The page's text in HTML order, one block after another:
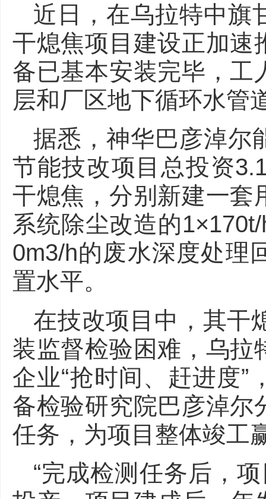
近日，在乌拉特中旗
干熄焦项目建设正加速
备已基本安装完毕，工
层和厂区地下循环水管
据悉，神华巴彦淖尔
节能技改项目总投资
干熄焦，分别新建一套
系统除尘改造的
0m3/h的废水深度处理
置水平。
在技改项目中，其干
装监督检验困难，乌拉
企业“抢时间、赶进度
备检验研究院巴彦淖尔
任务，为项目整体竣工
“完成检测任务后，